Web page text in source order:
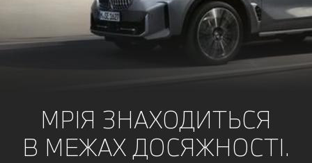
МРІЯ ЗНАХОДИТЬСЯ
В МЕЖАХ ДОСЯЖНОСТІ.